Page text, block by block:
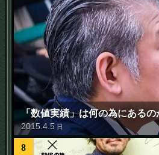
「数値実績」は何の為にあるの
2015 .4 .5 日
8